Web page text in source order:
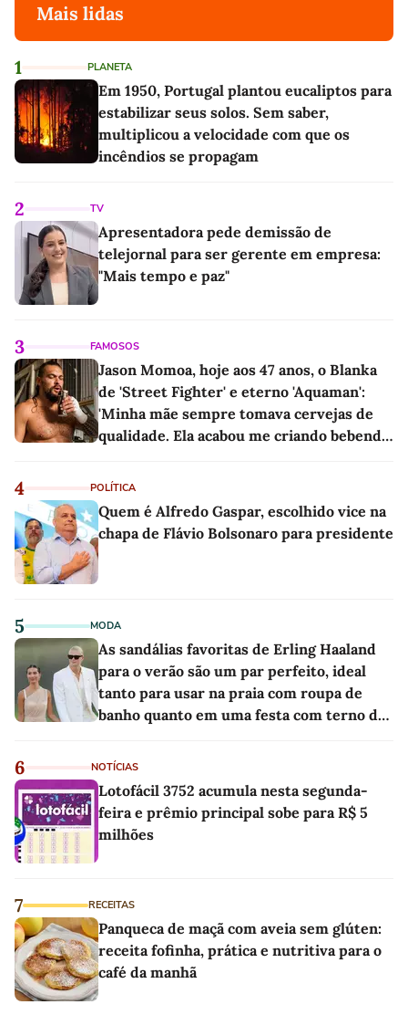
Mais lidas
1 PLANETA
Em 1950, Portugal plantou eucaliptos para
estabilizar seus solos. Sem saber,
multiplicou a velocidade com que os
incêndios se propagam
2 TV
Apresentadora pede demissão de
telejornal para ser gerente em empresa:
"Mais tempo e paz"
3 FAMOSOS
Jason Momoa, hoje aos 47 anos, o Blanka
de 'Street Fighter' e eterno 'Aquaman':
'Minha mãe sempre tomava cervejas de
qualidade. Ela acabou me criando bebendo
4 POLÍTICA
Quem é Alfredo Gaspar, escolhido vice na
chapa de Flávio Bolsonaro para presidente
5 MODA
As sandálias favoritas de Erling Haaland
para o verão são um par perfeito, ideal
tanto para usar na praia com roupa de
banho quanto em uma festa com terno de
6 NOTÍCIAS
Lotofácil 3752 acumula nesta segunda-
feira e prêmio principal sobe para R$ 5
milhões
7 RECEITAS
Panqueca de maçã com aveia sem glúten:
receita fofinha, prática e nutritiva para o
café da manhã